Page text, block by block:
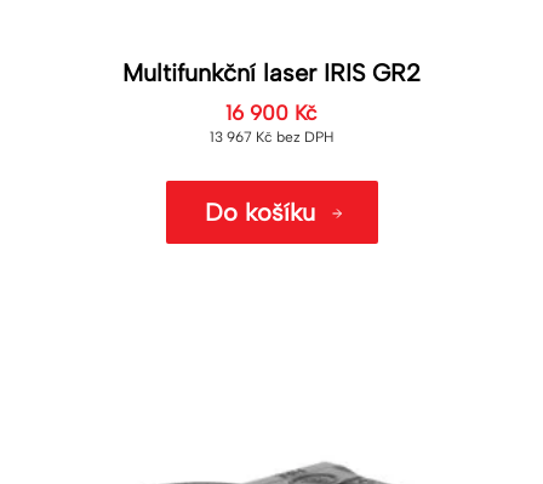
Multifunkční laser IRIS GR2
16 900 Kč
13 967 Kč bez DPH
Do košíku